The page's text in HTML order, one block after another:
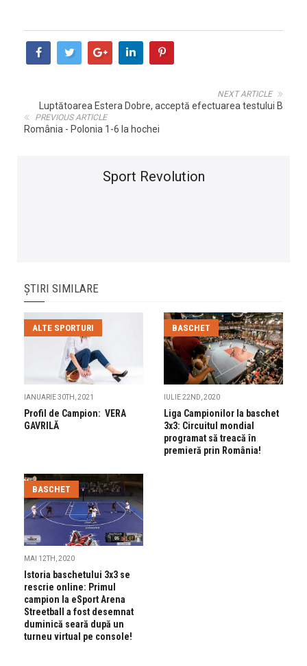
NEXT ARTICLE
Luptătoarea Estera Dobre, acceptă efectuarea testului B
PREVIOUS ARTICLE
România - Polonia 1-6 la hochei
Sport Revolution
ȘTIRI SIMILARE
ALTE SPORTURI
IANUARIE 30TH, 2021
Profil de Campion: VERA
GAVRILĂ
BASCHET
IULIE 22ND, 2020
Liga Campionilor la baschet
3x3: Circuitul mondial
programat să treacă în
premieră prin România!
BASCHET
MAI 12TH, 2020
Istoria baschetului 3x3 se
rescrie online: Primul
campion la eSport Arena
Streetball a fost desemnat
duminică seară după un
turneu virtual pe console!